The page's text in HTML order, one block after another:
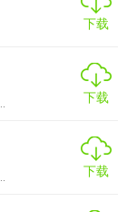
下载
下载
下载